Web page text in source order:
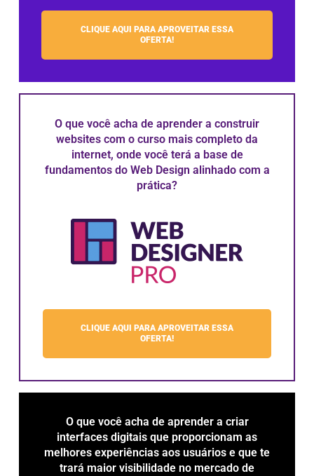
CLIQUE AQUI PARA APROVEITAR ESSA
OFERTA!
O que você acha de aprender a construir
websites com o curso mais completo da
internet, onde você terá a base de
fundamentos do Web Design alinhado com a
prática?
CLIQUE AQUI PARA APROVEITAR ESSA
OFERTA!
O que você acha de aprender a criar
interfaces digitais que proporcionam as
melhores experiências aos usuários e que te
trará maior visibilidade no mercado de